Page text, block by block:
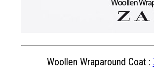
Woollen Wraparound Coat :